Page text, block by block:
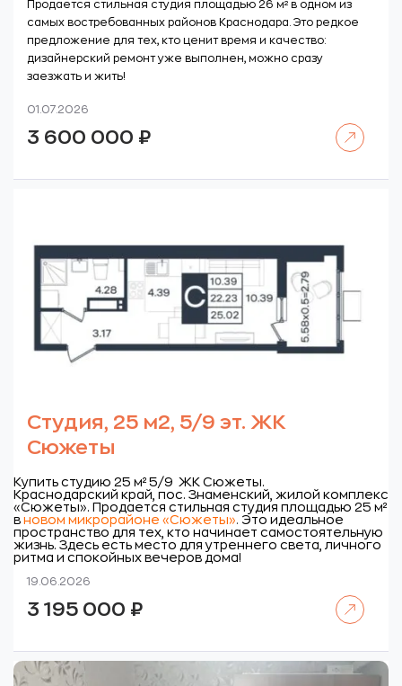
Продается стильная студия площадью 26 м² в одном из
самых востребованных районов Краснодара. Это редкое
предложение для тех, кто ценит время и качество:
дизайнерский ремонт уже выполнен, можно сразу
заезжать и жить!
01.07.2026
3 600 000 ₽
Студия, 25 м2, 5/9 эт. ЖК
Сюжеты
Купить студию 25 м² 5/9 ЖК Сюжеты.
Краснодарский край, пос. Знаменский, жилой комплекс
«Сюжеты». Продается стильная студия площадью 25 м²
в новом микрорайоне «Сюжеты». Это идеальное
пространство для тех, кто начинает самостоятельную
жизнь. Здесь есть место для утреннего света, личного
ритма и спокойных вечеров дома!
19.06.2026
3 195 000 ₽